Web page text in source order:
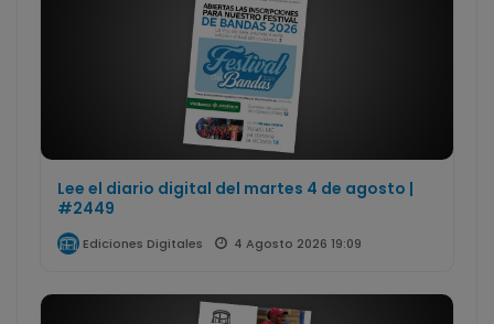
Lee el diario digital del martes 4 de agosto |
#2449
Ediciones Digitales 4 Agosto 2026 19:09